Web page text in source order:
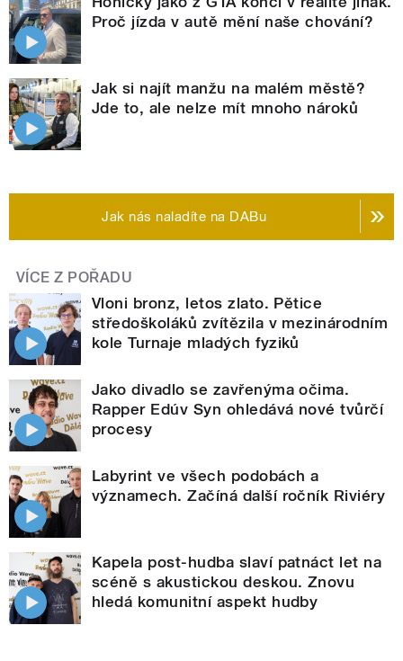
Proč jízda v autě mění naše chování?
Jak si najít manžu na malém městě?
Jde to, ale nelze mít mnoho nároků
Jak nás naladíte na DABu
VÍCE Z POŘADU
Vloni bronz, letos zlato. Pětice
středoškoláků zvítězila v mezinárodním
kole Turnaje mladých fyziků
Jako divadlo se zavřenýma očima.
Rapper Edúv Syn ohledává nové tvůrčí
procesy
Labyrint ve všech podobách a
významech. Začíná další ročník Riviéry
Kapela post-hudba slaví patnáct let na
scéně s akustickou deskou. Znovu
hledá komunitní aspekt hudby